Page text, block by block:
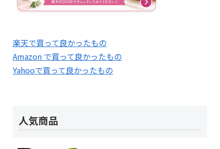
楽天で買って良かったもの
Amazon で買って良かったもの
Yahooで買って良かったもの
人気商品